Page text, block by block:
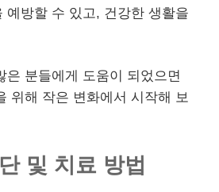
예방할 수 있고, 건강한 생활을
은 분들에게 도움이 되었으면
위해 작은 변화에서 시작해 보
및 치료 방법